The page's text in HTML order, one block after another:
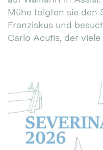
Mühe folgten sie den
Franziskus und
Carlo Acutis, der